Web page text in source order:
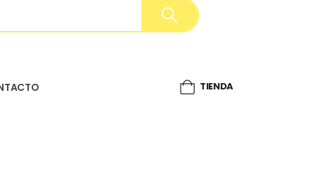
TIENDA